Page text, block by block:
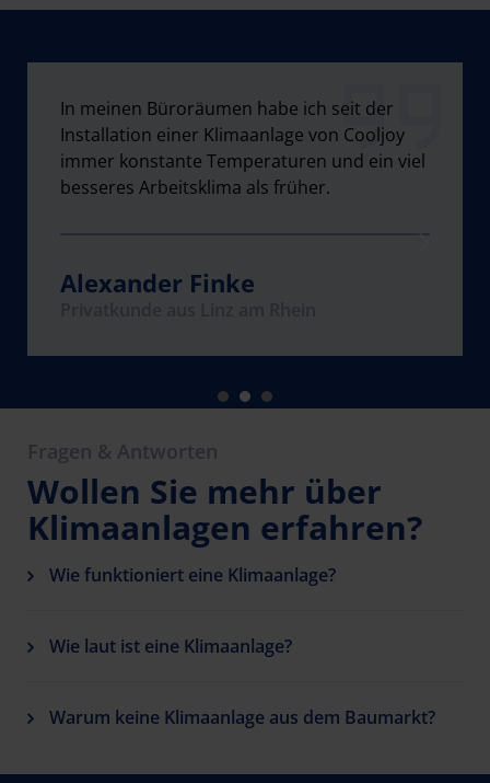
Seit wir unser Hotel mit einer zentral und
intelligent gesteuerten Klimatechnik von
Cooljoy ausgestattet haben, sind unsere
Gäste sehr zufrieden.
Michael Müller
In meinen Büroräumen habe ich seit der
Installation einer Klimaanlage von Cooljoy
immer konstante Temperaturen und ein viel
besseres Arbeitsklima als früher.
Alexander Finke
Wir hatten in unserem Wohnraum im
Dachgeschoss immer Probleme mit dem
Klima. Im Sommer zu heiß, im Winter zu kalt.
Die Klimatechnik von Cooljoy ist sehr
Fragen & Antworten
Wollen Sie mehr über
Klimaanlagen erfahren?
Wie funktioniert eine Klimaanlage?
Wie laut ist eine Klimaanlage?
Warum keine Klimaanlage aus dem Baumarkt?